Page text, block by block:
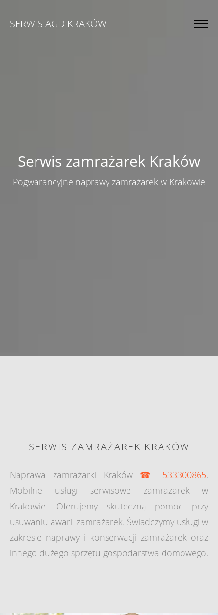
SERWIS AGD KRAKÓW
Serwis zamrażarek Kraków
Pogwarancyjne naprawy zamrażarek w Krakowie
SERWIS ZAMRAŻAREK KRAKÓW
Naprawa zamrażarki Kraków ☎ 533300865.
Mobilne usługi serwisowe zamrażarek w
Krakowie. Oferujemy skuteczną pomoc przy
usuwaniu awarii zamrażarek. Świadczymy usługi w
zakresie naprawy i konserwacji zamrażarek oraz
innego dużego sprzętu gospodarstwa domowego.